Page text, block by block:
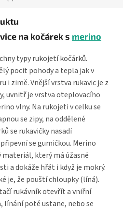
na kočárek s merino
typy rukojetí kočárků.
pocit pohody a tepla jak v
i zimě. Vnější vrstva rukavic je z
uvnitř je vrstva oteplovacího
vlny. Na rukojeti v celku se
se zipy, na oddělené
se rukavičky nasadí
se gumičkou. Merino
který má úžasné
a dokáže hřát i když je mokrý.
je, že pouští chloupky (líná).
rukávník otevřít a vniřní
línání poté ustane, nebo se